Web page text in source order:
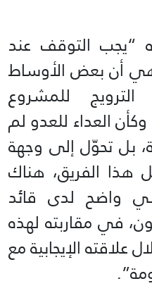
“يجب التوقف عند
أن بعض الأوساط
الترويج للمشروع
وكأن العداء للعدو لم
بل تحوّل إلى وجهة
هذا الفريق، هناك
واضح لدى قائد
في مقاربته لهذه
علاقته الإيجابية مع